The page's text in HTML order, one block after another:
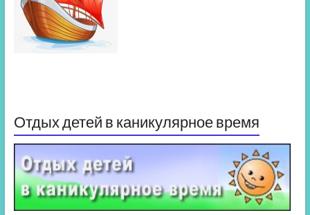
Отдых детей в каникулярное время